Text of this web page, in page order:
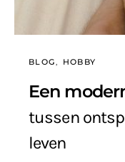
BLOG HOBBY
Een
tussen
leven